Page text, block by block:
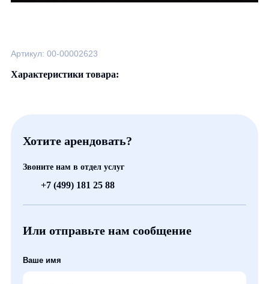
Артикул: 00-00002623
Характеристики товара:
Хотите арендовать?
Звоните нам в отдел услуг
+7 (499) 181 25 88
Или отправьте нам сообщение
Ваше имя